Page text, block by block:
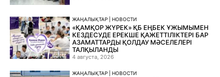
ЖАҢАЛЫҚТАР | НОВОСТИ
«ҚАМҚОР ЖҮРЕК» ҚБ ЕҢБЕК ҰЖЫМЫМЕН
КЕЗДЕСУДЕ ЕРЕКШЕ ҚАЖЕТТІЛІКТЕРІ БАР
АЗАМАТТАРДЫ ҚОЛДАУ МӘСЕЛЕЛЕРІ
ТАЛҚЫЛАНДЫ
4 августа, 2026
ЖАҢАЛЫҚТАР | НОВОСТИ